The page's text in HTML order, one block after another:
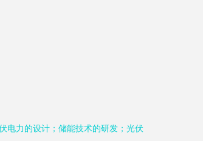
电力的设计；储能技术的研发；光伏